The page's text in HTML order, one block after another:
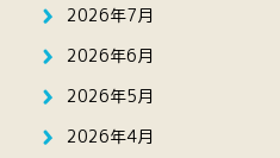
2026年7月
2026年6月
2026年5月
2026年4月